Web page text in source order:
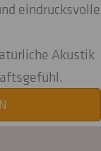
eindrucksvolle
Akustik